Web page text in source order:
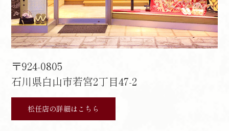
〒924-0805
石川県白山市若宮2丁目47-2
松任店の詳細はこちら